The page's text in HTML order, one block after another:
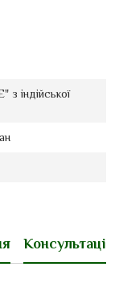
з індійської
Консультація